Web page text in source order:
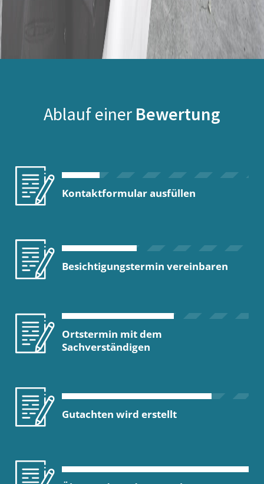
Ablauf einer Bewertung
Kontaktformular ausfüllen
Besichtigungstermin vereinbaren
Ortstermin mit dem
Sachverständigen
Gutachten wird erstellt